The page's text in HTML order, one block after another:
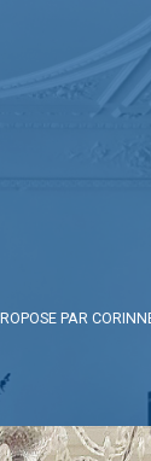
PAR